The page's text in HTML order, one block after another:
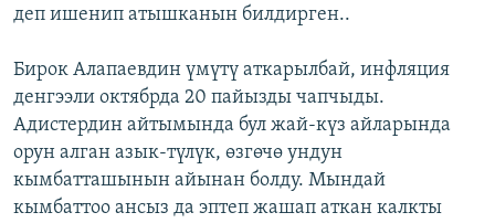
деп ишенип атышканын билдирген..
Бирок Алапаевдин үмүтү аткарылбай, инфляция
денгээли октябрда 20 пайызды чапчыды.
Адистердин айтымында бул жай-күз айларында
орун алган азык-түлүк, өзгөчө ундун
кымбатташынын айынан болду. Мындай
кымбаттоо ансыз да эптеп жашап аткан калкты